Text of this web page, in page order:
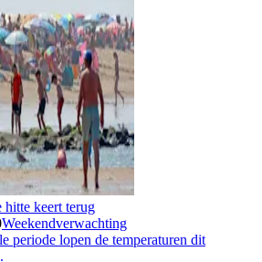
hitte keert terug
Weekendverwachting
periode lopen de temperaturen dit